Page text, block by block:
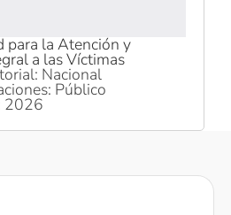
para la Atención y
a las Víctimas
Nacional
Público
2026